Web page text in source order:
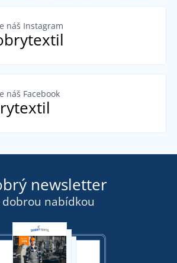
náš Instagram
náš Facebook
newsletter
dobrou nabídkou